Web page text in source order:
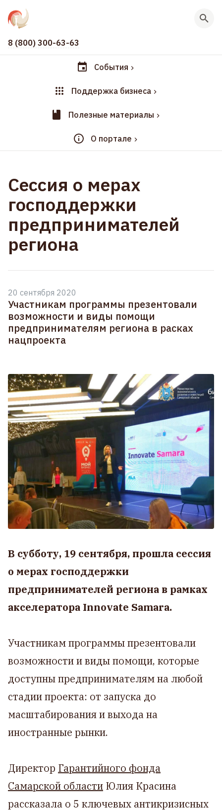
8 (800) 300-63-63
События
Поддержка бизнеса
Полезные материалы
О портале
Сессия о мерах
господдержки
предпринимателей
региона
20 сентября 2020
Участникам программы презентовали
возможности и виды помощи
предпринимателям региона в расках
нацпроекта
В субботу, 19 сентября, прошла сессия
о мерах господдержки
предпринимателей региона в рамках
акселератора Innovate Samara.
Участникам программы презентовали
возможности и виды помощи, которые
доступны предпринимателям на любой
стадии проекта: от запуска до
масштабирования и выхода на
иностранные рынки.
Директор Гарантийного фонда
Самарской области Юлия Красина
рассказала о 5 ключевых антикризисных